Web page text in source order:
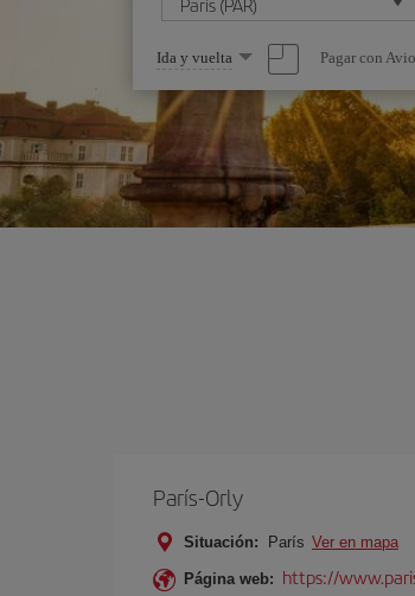
Seleccione
una
opción
Ida y vuelta Pagar con
París-Orly
Situación: París Ver en mapa
Página web: https://